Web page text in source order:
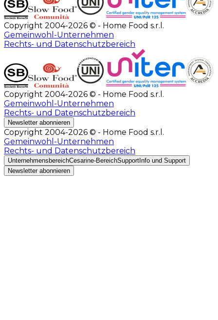
Copyright 2004-2026 © - Home Food s.r.l.
Gemeinwohl-Unternehmen
Rechts- und Datenschutzbereich
Copyright 2004-2026 © - Home Food s.r.l.
Gemeinwohl-Unternehmen
Rechts- und Datenschutzbereich
Newsletter abonnieren
Copyright 2004-2026 © - Home Food s.r.l.
Gemeinwohl-Unternehmen
Rechts- und Datenschutzbereich
UnternehmensbereichCesarine-BereichSupport Info und Support
Newsletter abonnieren